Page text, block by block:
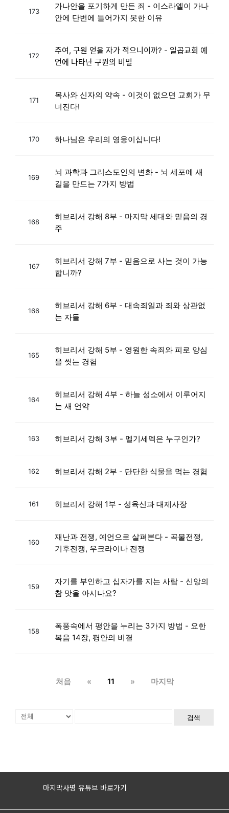
173
가나안을 포기하게 만든 죄 - 이스라엘이 가나
안에 단번에 들어가지 못한 이유
172
주여, 구원 얻을 자가 적으니이까? - 일곱교회 예
언에 나타난 구원의 비밀
171
목사와 신자의 약속 - 이것이 없으면 교회가 무
너진다!
170 하나님은 우리의 영웅이십니다!
169
뇌 과학과 그리스도인의 변화 - 뇌 세포에 새
길을 만드는 7가지 방법
168
히브리서 강해 8부 - 마지막 세대와 믿음의 경
주
167
히브리서 강해 7부 - 믿음으로 사는 것이 가능
합니까?
166
히브리서 강해 6부 - 대속죄일과 죄와 상관없
는 자들
165
히브리서 강해 5부 - 영원한 속죄와 피로 양심
을 씻는 경험
164
히브리서 강해 4부 - 하늘 성소에서 이루어지
는 새 언약
163 히브리서 강해 3부 - 멜기세덱은 누구인가?
162 히브리서 강해 2부 - 단단한 식물을 먹는 경험
161 히브리서 강해 1부 - 성육신과 대제사장
160
재난과 전쟁, 예언으로 살펴본다 - 곡물전쟁,
기후전쟁, 우크라이나 전쟁
159
자기를 부인하고 십자가를 지는 사람 - 신앙의
참 맛을 아시나요?
158
폭풍속에서 평안을 누리는 3가지 방법 - 요한
복음 14장, 평안의 비결
처음 « 11 » 마지막
검색
마지막사명 유튜브 바로가기